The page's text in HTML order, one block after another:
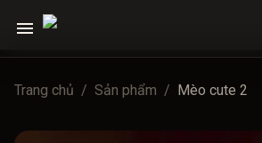
Trang chủ / Sản phẩm / Mèo cute 2